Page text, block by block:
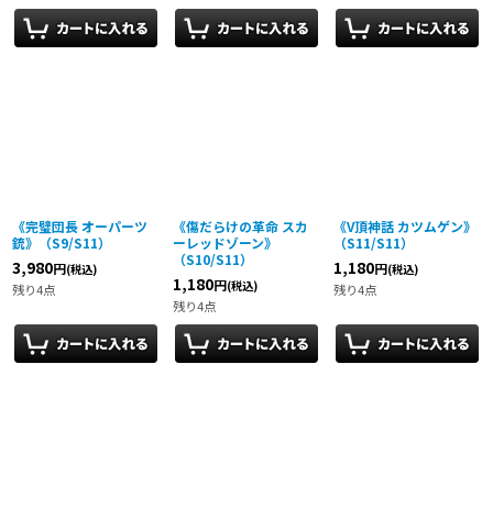
《完璧団長 オーパーツ
銃》（S9/S11）
3,980円(税込)
残り4点
《傷だらけの革命 スカ
ーレッドゾーン》
（S10/S11）
1,180円(税込)
残り4点
《V頂神話 カツムゲン》
（S11/S11）
1,180円(税込)
残り4点